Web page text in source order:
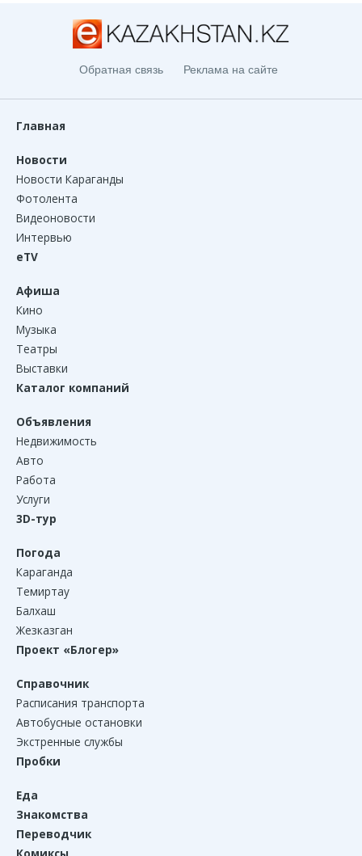
Обратная связь Реклама на сайте
Главная
Новости
Новости Караганды
Фотолента
Видеоновости
Интервью
eTV
Афиша
Кино
Музыка
Театры
Выставки
Каталог компаний
Объявления
Недвижимость
Авто
Работа
Услуги
3D-тур
Погода
Караганда
Темиртау
Балхаш
Жезказган
Проект «Блогер»
Справочник
Расписания транспорта
Автобусные остановки
Экстренные службы
Пробки
Еда
Знакомства
Переводчик